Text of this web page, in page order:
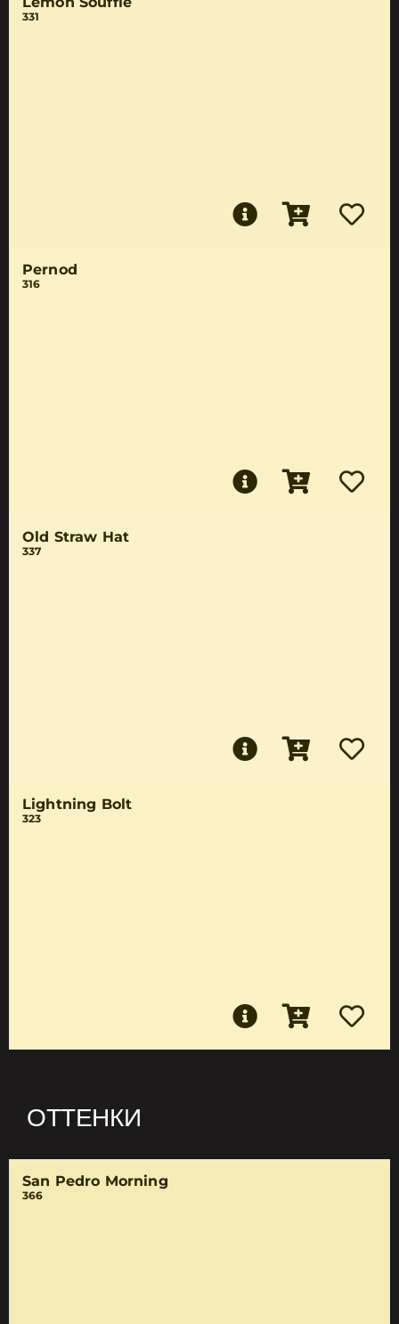
331
Pernod
316
Old Straw Hat
337
Lightning Bolt
323
ОТТЕНКИ
San Pedro Morning
366